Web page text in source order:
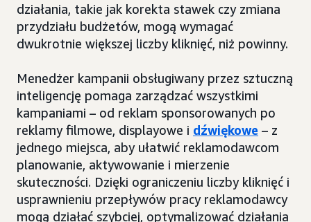
działania, takie jak korekta stawek czy zmiana
przydziału budżetów, mogą wymagać
dwukrotnie większej liczby kliknięć, niż powinny.
Menedżer kampanii obsługiwany przez sztuczną
inteligencję pomaga zarządzać wszystkimi
kampaniami – od reklam sponsorowanych po
reklamy filmowe, displayowe i dźwiękowe – z
jednego miejsca, aby ułatwić reklamodawcom
planowanie, aktywowanie i mierzenie
skuteczności. Dzięki ograniczeniu liczby kliknięć i
usprawnieniu przepływów pracy reklamodawcy
mogą działać szybciej, optymalizować działania